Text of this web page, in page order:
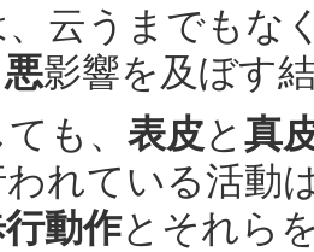
云うまでもな
悪影響を及ぼす
も、 表皮と 真
れている活動
動作とそれら